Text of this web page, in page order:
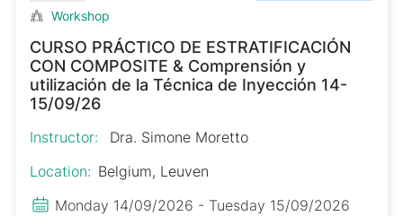
Workshop
CURSO PRÁCTICO DE ESTRATIFICACIÓN
CON COMPOSITE & Comprensión y
utilización de la Técnica de Inyección 14-
15/09/26
Instructor:
Dra. Simone Moretto
Location: Belgium, Leuven
Monday 14/09/2026 - Tuesday 15/09/2026